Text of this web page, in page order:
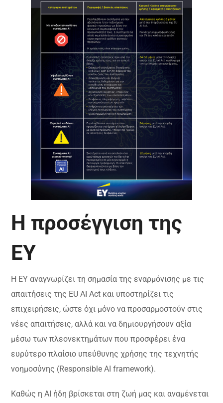
Η προσέγγιση της
ΕΥ
Η EY αναγνωρίζει τη σημασία της εναρμόνισης με τις
απαιτήσεις της EU AI Act και υποστηρίζει τις
επιχειρήσεις, ώστε όχι μόνο να προσαρμοστούν στις
νέες απαιτήσεις, αλλά και να δημιουργήσουν αξία
μέσω των πλεονεκτημάτων που προσφέρει ένα
ευρύτερο πλαίσιο υπεύθυνης χρήσης της τεχνητής
νοημοσύνης (Responsible AI framework).
Καθώς η ΑΙ ήδη βρίσκεται στη ζωή μας και αναμένεται